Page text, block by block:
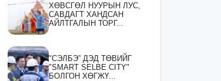
ХӨВСГӨЛ НУУРЫН ЛУС,
САВДАГТ ХАНДСАН
АЙЛТГАЛЫН ТОРГ...
"СЭЛБЭ” ДЭД ТӨВИЙГ
"SMART SELBE CITY"
БОЛГОН ХӨГЖҮ...